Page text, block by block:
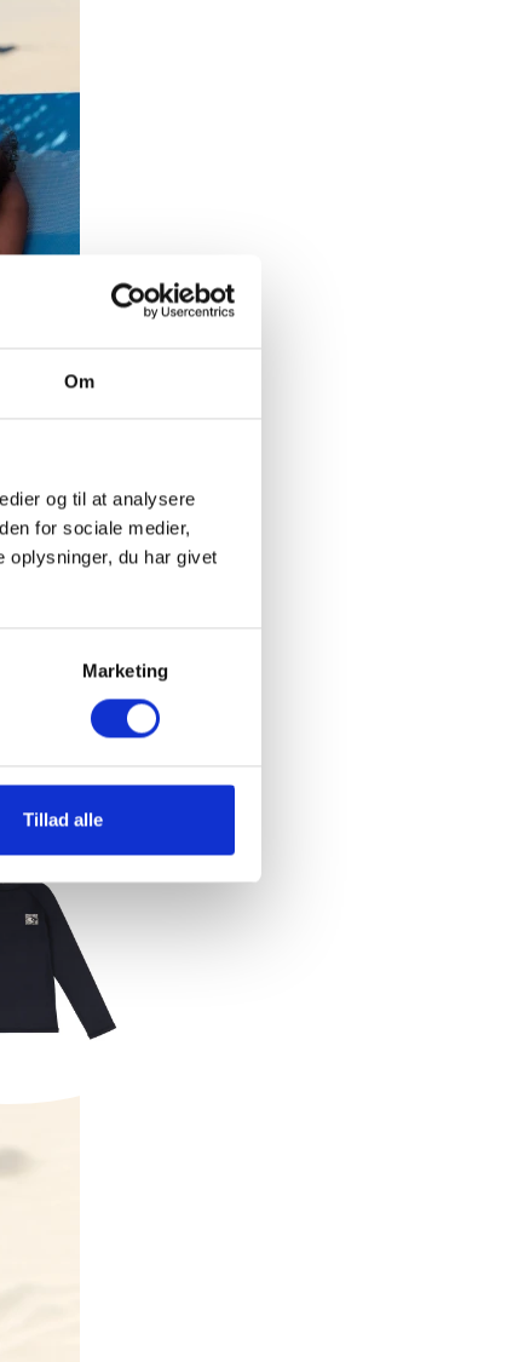
Om
og til at analysere
for sociale medier,
oplysninger, du har givet
Marketing
Tillad alle